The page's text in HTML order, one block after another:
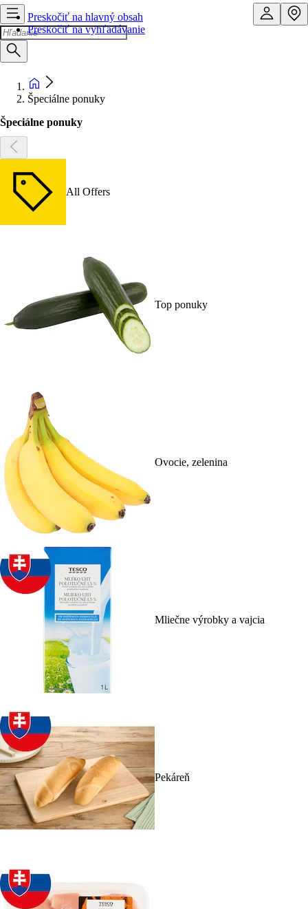
Preskočiť na hlavný obsah
Preskočiť na vyhľadávanie
Špeciálne ponuky
Špeciálne ponuky
All Offers
Top ponuky
Ovocie, zelenina
Mliečne výrobky a vajcia
Pekáreň